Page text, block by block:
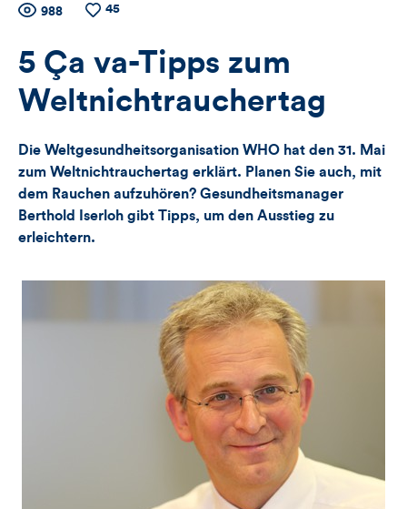
Zähler
für
Views,
Likes
und
Kommentare
dieses
Artikels
Anzahl
Views
988
Anzahl
45
5 Ça va-Tipps zum
Weltnichtrauchertag
Die Weltgesundheitsorganisation WHO hat den 31. Mai
zum Weltnichtrauchertag erklärt. Planen Sie auch, mit
dem Rauchen aufzuhören? Gesundheitsmanager
Berthold Iserloh gibt Tipps, um den Ausstieg zu
erleichtern.